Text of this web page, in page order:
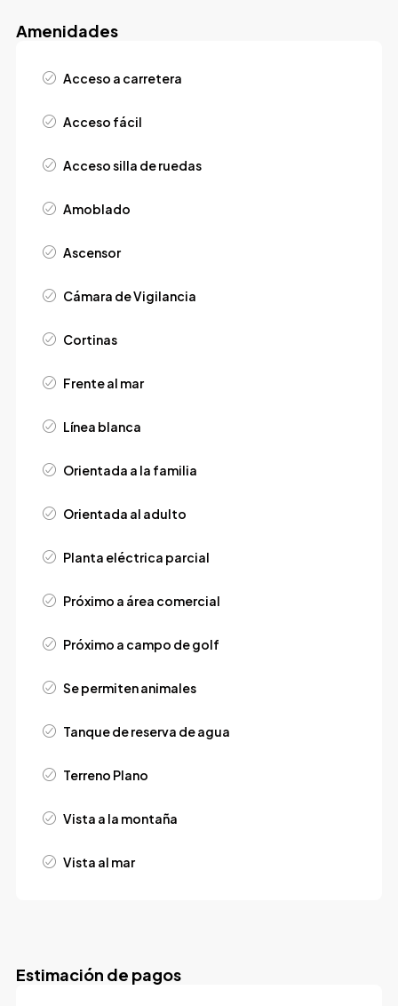
Amenidades
Acceso a carretera
Acceso fácil
Acceso silla de ruedas
Amoblado
Ascensor
Cámara de Vigilancia
Cortinas
Frente al mar
Línea blanca
Orientada a la familia
Orientada al adulto
Planta eléctrica parcial
Próximo a área comercial
Próximo a campo de golf
Se permiten animales
Tanque de reserva de agua
Terreno Plano
Vista a la montaña
Vista al mar
Estimación de pagos